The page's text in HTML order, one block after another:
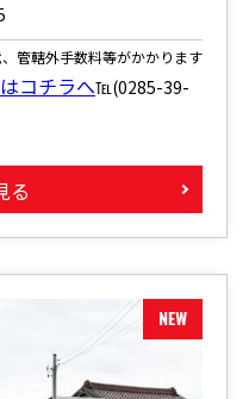
管轄外手数料等がかかります
コチラへ℡(0285-39-
る